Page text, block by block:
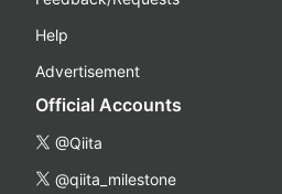
Help
Advertisement
Official Accounts
@Qiita
@qiita_milestone